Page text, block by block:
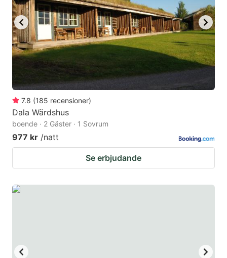
key
to
get
the
keyboard
shortcuts
for
changing
dates.
key
to
get
the
keyboard
shortcuts
7.8 (185 recensioner)
Dala Wärdshus
boende · 2 Gäster · 1 Sovrum
977 kr /natt
Se erbjudande